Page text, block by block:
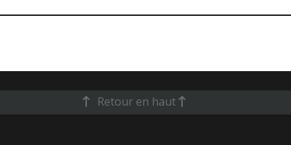
Retour en haut